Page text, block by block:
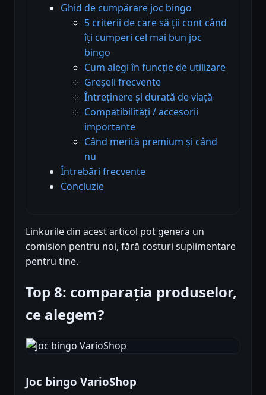
Ghid de cumpărare joc bingo
5 criterii de care să ții cont când
îți cumperi cel mai bun joc
bingo
Cum alegi în funcție de utilizare
Greșeli frecvente
Întreținere și durată de viață
Compatibilități / accesorii
importante
Când merită premium și când
nu
Întrebări frecvente
Concluzie
Linkurile din acest articol pot genera un
comision pentru noi, fără costuri suplimentare
pentru tine.
Top 8: comparația produselor,
ce alegem?
Joc bingo VarioShop